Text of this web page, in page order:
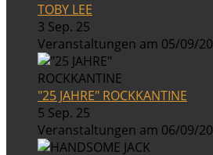
TOBY LEE
3 Sep. 25
Veranstaltungen am 05/09/
"25 JAHRE" ROCKKANTINE
5 Sep. 25
Veranstaltungen am 06/09/